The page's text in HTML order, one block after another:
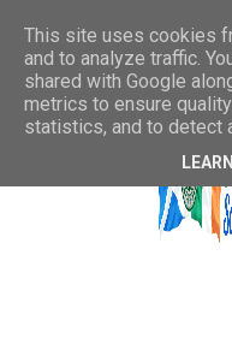
This site uses cookies
and to analyze traffic.
shared with Google
metrics to ensure
statistics, and to detect